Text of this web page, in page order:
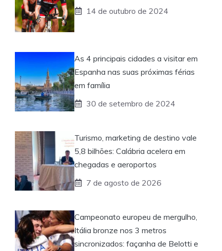
14 de outubro de 2024
As 4 principais cidades a visitar em
Espanha nas suas próximas férias
em família
30 de setembro de 2024
Turismo, marketing de destino vale
5,8 bilhões: Calábria acelera em
chegadas e aeroportos
7 de agosto de 2026
Campeonato europeu de mergulho,
Itália bronze nos 3 metros
sincronizados: façanha de Belotti e